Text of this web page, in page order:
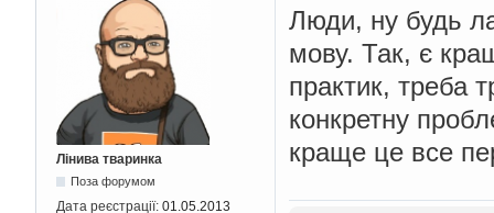
Лінива тваринка
Поза форумом
Дата реєстрації: 01.05.2013
Люди, ну будь
мову. Так, є
практик, треба
конкретну
краще це все